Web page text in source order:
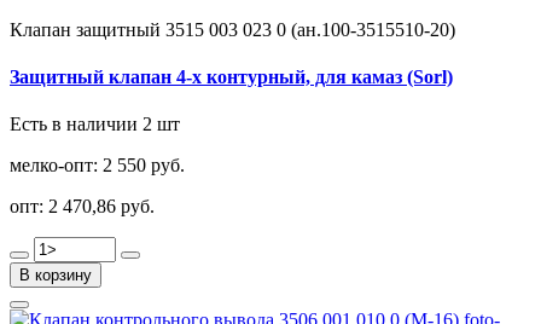
Клапан защитный 3515 003 023 0 (ан.100-3515510-20)
Защитный клапан 4-х контурный, для камаз (Sorl)
Есть в наличии 2 шт
мелко-опт: 2 550 руб.
опт: 2 470,86 руб.
В корзину